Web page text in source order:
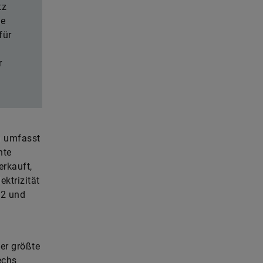
umfasst
und
größte